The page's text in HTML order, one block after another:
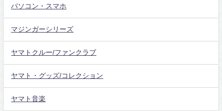
パソコン・スマホ
マジンガーシリーズ
ヤマトクルー/ファンクラブ
ヤマト・グッズ/コレクション
ヤマト音楽